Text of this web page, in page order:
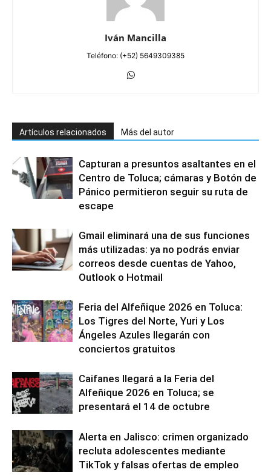
Iván Mancilla
Teléfono: (+52) 5649309385
Artículos relacionados Más del autor
Capturan a presuntos asaltantes en el
Centro de Toluca; cámaras y Botón de
Pánico permitieron seguir su ruta de
escape
Gmail eliminará una de sus funciones
más utilizadas: ya no podrás enviar
correos desde cuentas de Yahoo,
Outlook o Hotmail
Feria del Alfeñique 2026 en Toluca:
Los Tigres del Norte, Yuri y Los
Ángeles Azules llegarán con
conciertos gratuitos
Caifanes llegará a la Feria del
Alfeñique 2026 en Toluca; se
presentará el 14 de octubre
Alerta en Jalisco: crimen organizado
recluta adolescentes mediante
TikTok y falsas ofertas de empleo